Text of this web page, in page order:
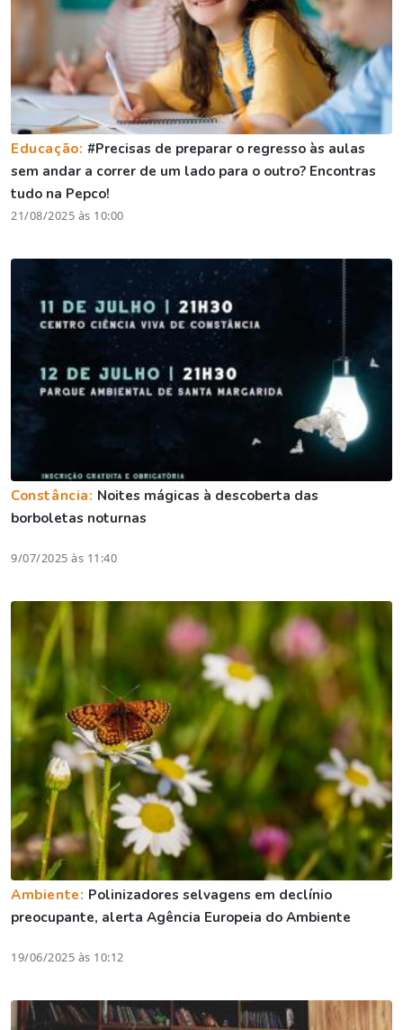
Educação:#Precisas de preparar o regresso às aulas
sem andar a correr de um lado para o outro? Encontras
tudo na Pepco!
21/08/2025 às 10:00
Constância: Noites mágicas à descoberta das
borboletas noturnas
9/07/2025 às 11:40
Ambiente: Polinizadores selvagens em declínio
preocupante, alerta Agência Europeia do Ambiente
19/06/2025 às 10:12